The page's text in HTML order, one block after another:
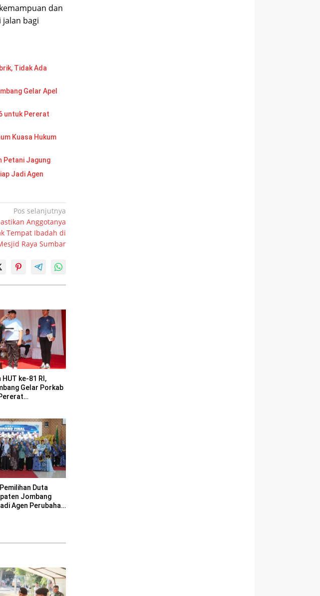
dan
bagi
Tidak Ada
Gelar Apel
untuk Pererat
Kuasa Hukum
Petani Jagung
Pos selanjutnya
Anggotanya
Tempat Ibadah di
Raya Sumbar
ke-81 RI,
Gelar Porkab
Duta
Jombang
Agen Perubahan